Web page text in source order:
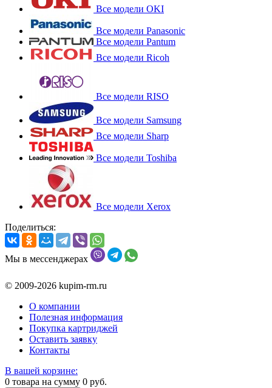
Все модели OKI
Все модели Panasonic
Все модели Pantum
Все модели Ricoh
Все модели RISO
Все модели Samsung
Все модели Sharp
Все модели Toshiba
Все модели Xerox
Поделиться:
Мы в мессенджерах
© 2009-2026 kupim-rm.ru
О компании
Полезная информация
Покупка картриджей
Оставить заявку
Контакты
В вашей корзине:
0 товара на сумму 0 руб.